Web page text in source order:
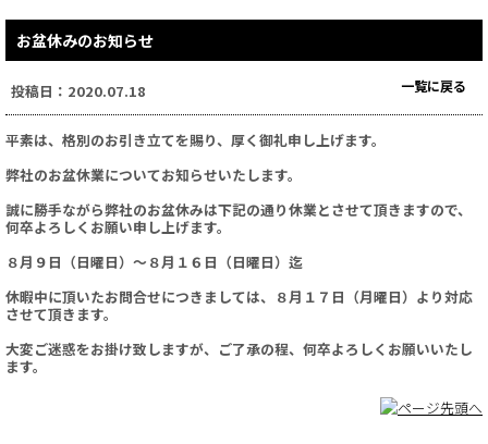
お盆休みのお知らせ
投稿日：2020.07.18 一覧に戻る
平素は、格別のお引き立てを賜り、厚く御礼申し上げます。
弊社のお盆休業についてお知らせいたします。
誠に勝手ながら弊社のお盆休みは下記の通り休業とさせて頂きますので、
何卒よろしくお願い申し上げます。
８月９日（日曜日）～８月１６日（日曜日）迄
休暇中に頂いたお問合せにつきましては、８月１７日（月曜日）より対応
させて頂きます。
大変ご迷惑をお掛け致しますが、ご了承の程、何卒よろしくお願いいたし
ます。